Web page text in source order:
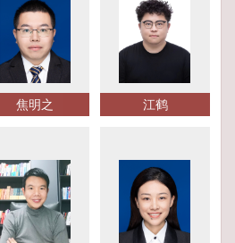
焦明之 江鹤